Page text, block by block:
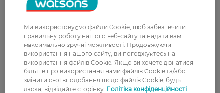
Ми використовуємо файли Cookie, щоб забезпечити
правильну роботу нашого веб-сайту та надати вам
максимально зручні можливості. Продовжуючи
використання нашого сайту, ви погоджуєтесь на
використання файлів Cookie. Якщо ви хочете дізнатися
більше про використання нами файлів Cookie та/або
змінити свої вподобання щодо файлів Cookie, будь
ласка, відвідайте сторінку Політіка конфіденційності